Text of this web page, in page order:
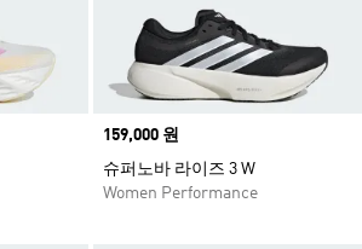
Price
159,000 원
슈퍼노바 라이즈 3 W
Women Performance